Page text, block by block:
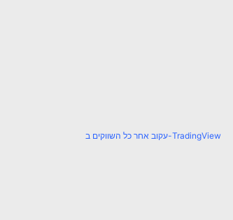
עקוב אחר כל השווקים ב-TradingView